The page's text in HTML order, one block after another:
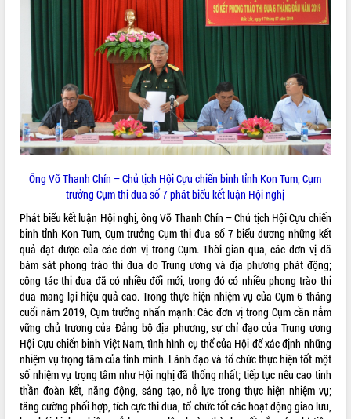
Gặp mặt các cơ quan báo chí nhân Kỷ
niệm 101 năm Ngày Báo chí Cách
mạng Việt Nam
Đắk Lắk sơ kết 4 năm triển khai thực
hiện Đề án 06 của Chính phủ
Họp báo thông tin về Hội nghị Công bố
Quy hoạch và Xúc tiến đầu tư tỉnh Đắk
Lắk
Khơi thông điểm nghẽn, đẩy nhanh
HĐND tỉnh thông qua điều chỉnh Quy
hoạch tỉnh thời kỳ 2021-2030
Hội thảo góp ý hồ sơ điều chỉnh quy
hoạch tỉnh Đắk Lắk thời kỳ 2021-2030,
tầm nhìn đến năm 2050
Nâng cao hiệu quả hoạt động của các
doanh nghiệp nhà nước
Hội nghị triển khai kết nối mạng
truyền số liệu chuyên dùng phục vụ cơ
quan Đảng, Nhà nước
Lễ phát động chuỗi hoạt động chung
tay làm sạch môi trường
Xã Ea Kar bước chuyển mình trong
công tác cải cách hành chính mô hình
Ông Võ Thanh Chín – Chủ tịch Hội Cựu chiến binh tỉnh Kon Tum, Cụm
trưởng Cụm thi đua số 7 phát biểu kết luận Hội nghị
Phát biểu kết luận Hội nghị, ông Võ Thanh Chín – Chủ tịch Hội Cựu chiến
binh tỉnh Kon Tum, Cụm trưởng Cụm thi đua số 7 biểu dương những kết
quả đạt được của các đơn vị trong Cụm. Thời gian qua, các đơn vị đã
bám sát phong trào thi đua do Trung ương và địa phương phát động;
công tác thi đua đã có nhiều đổi mới, trong đó có nhiều phong trào thi
đua mang lại hiệu quả cao. Trong thực hiện nhiệm vụ của Cụm 6 tháng
cuối năm 2019, Cụm trưởng nhấn mạnh: Các đơn vị trong Cụm cần nắm
vững chủ trương của Đảng bộ địa phương, sự chỉ đạo của Trung ương
Hội Cựu chiến binh Việt Nam, tình hình cụ thể của Hội để xác định những
nhiệm vụ trọng tâm của tỉnh mình. Lãnh đạo và tổ chức thực hiện tốt một
số nhiệm vụ trọng tâm như Hội nghị đã thống nhất; tiếp tục nêu cao tinh
thần đoàn kết, năng động, sáng tạo, nỗ lực trong thực hiện nhiệm vụ;
tăng cường phối hợp, tích cực thi đua, tổ chức tốt các hoạt động giao lưu,